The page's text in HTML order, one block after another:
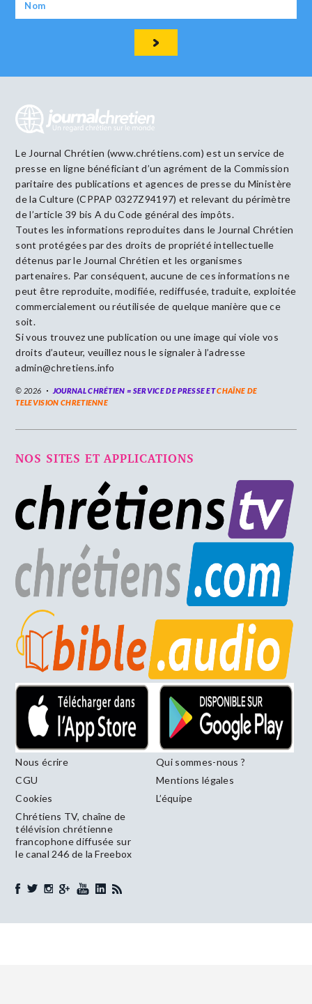
Le Journal Chrétien (www.chrétiens.com) est un service de
presse en ligne bénéficiant d’un agrément de la Commission
paritaire des publications et agences de presse du Ministère
de la Culture (CPPAP 0327Z94197) et relevant du périmètre
de l’article 39 bis A du Code général des impôts.
Toutes les informations reproduites dans le Journal Chrétien
sont protégées par des droits de propriété intellectuelle
détenus par le Journal Chrétien et les organismes
partenaires. Par conséquent, aucune de ces informations ne
peut être reproduite, modifiée, rediffusée, traduite, exploitée
commercialement ou réutilisée de quelque manière que ce
soit.
Si vous trouvez une publication ou une image qui viole vos
droits d’auteur, veuillez nous le signaler à l’adresse
admin@chretiens.info
© 2026 JOURNAL CHRÉTIEN = SERVICE DE PRESSE ETCHAÎNE DE
TELEVISION CHRETIENNE
NOS SITES ET APPLICATIONS
Nous écrire
Qui sommes-nous ?
CGU
Mentions légales
Cookies
L’équipe
Chrétiens TV, chaîne de
télévision chrétienne
francophone diffusée sur
le canal 246 de la Freebox